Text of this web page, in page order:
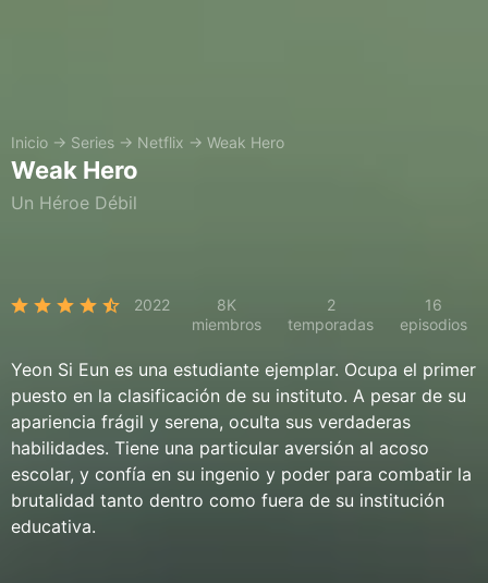
Inicio → Series → Netflix → Weak Hero
Weak Hero
Un Héroe Débil
2022
8K
miembros
2
temporadas
16
episodios
Yeon Si Eun es una estudiante ejemplar. Ocupa el primer
puesto en la clasificación de su instituto. A pesar de su
apariencia frágil y serena, oculta sus verdaderas
habilidades. Tiene una particular aversión al acoso
escolar, y confía en su ingenio y poder para combatir la
brutalidad tanto dentro como fuera de su institución
educativa.